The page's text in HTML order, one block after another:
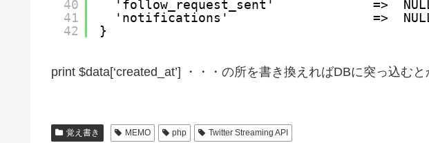
40
41
42
'follow_request_sent'             =>
'notifications'                   =>
}
print $data[‘created_at’] ・・・の所を書き換えればDBに突っ込むと
覚え書き MEMO php Twitter Streaming API